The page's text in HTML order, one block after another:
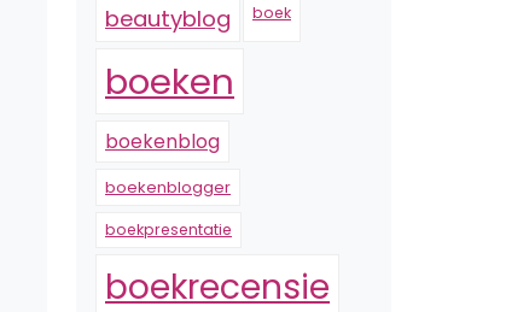
beautyblog boek
boeken
boekenblog
boekenblogger
boekpresentatie
boekrecensie